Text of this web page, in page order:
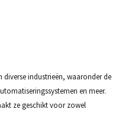
industrieën, waaronder de
en meer.
ze geschikt voor zowel